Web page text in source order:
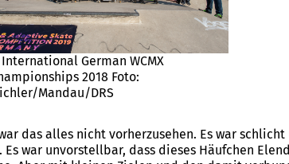
International German WCMX
2018 Foto:
Mandau/DRS
das alles nicht vorherzusehen. Es war
war unvorstellbar, dass dieses Häufchen